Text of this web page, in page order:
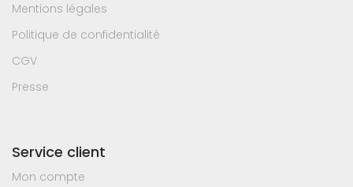
Mentions légales
Politique de confidentialité
CGV
Presse
Service client
Mon compte